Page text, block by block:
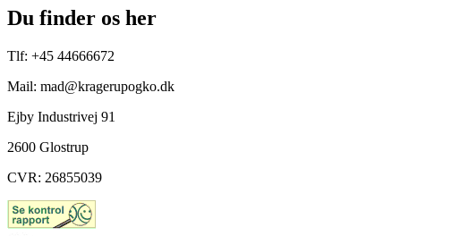
Du finder os her
Tlf: +45 44666672
Mail: mad@kragerupogko.dk
Ejby Industrivej 91
2600 Glostrup
CVR: 26855039